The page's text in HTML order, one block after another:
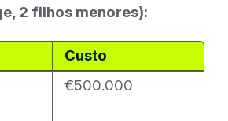
2 filhos menores):
Custo
€500.000